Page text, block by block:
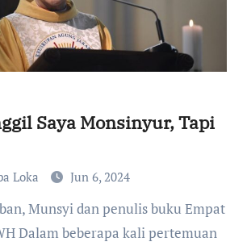
Saya Monsinyur, Tapi
Loka Jun 6, 2024
Dalam beberapa kali pertemuan